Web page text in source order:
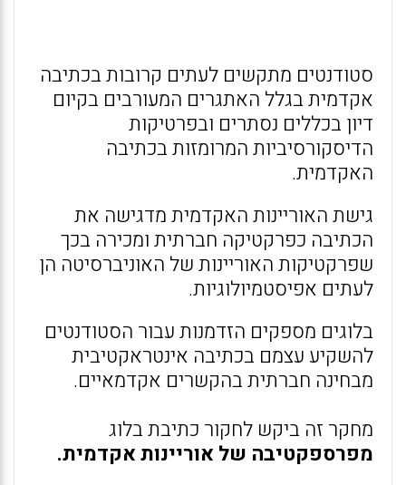
סטודנטים מתקשים לעתים קרובות בכתיבה
אקדמית בגלל האתגרים המעורבים בקיום
דיון בכללים נסתרים ובפרטיקות
הדיסקורסיביות המרומזות בכתיבה
האקדמית.
גישת האוריינות האקדמית מדגישה את
הכתיבה כפרקטיקה חברתית ומכירה בכך
שפרקטיקות האוריינות של האוניברסיטה הן
לעתים אפיסטמיולוגיות.
בלוגים מספקים הזדמנות עבור הסטודנטים
להשקיע עצמם בכתיבה אינטראקטיבית
מבחינה חברתית בהקשרים אקדמאיים.
מחקר זה ביקש לחקור כתיבת בלוג
מפרספקטיבה של אוריינות אקדמית.